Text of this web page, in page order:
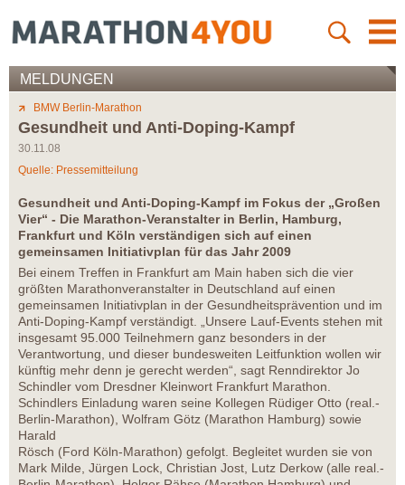
MELDUNGEN
BMW Berlin-Marathon
Gesundheit und Anti-Doping-Kampf
30.11.08
Quelle: Pressemitteilung
Gesundheit und Anti-Doping-Kampf im Fokus der „Großen
Vier“ - Die Marathon-Veranstalter in Berlin, Hamburg,
Frankfurt und Köln verständigen sich auf einen
gemeinsamen Initiativplan für das Jahr 2009
Bei einem Treffen in Frankfurt am Main haben sich die vier
größten Marathonveranstalter in Deutschland auf einen
gemeinsamen Initiativplan in der Gesundheitsprävention und im
Anti-Doping-Kampf verständigt. „Unsere Lauf-Events stehen mit
insgesamt 95.000 Teilnehmern ganz besonders in der
Verantwortung, und dieser bundesweiten Leitfunktion wollen wir
künftig mehr denn je gerecht werden“, sagt Renndirektor Jo
Schindler vom Dresdner Kleinwort Frankfurt Marathon.
Schindlers Einladung waren seine Kollegen Rüdiger Otto (real.-
Berlin-Marathon), Wolfram Götz (Marathon Hamburg) sowie
Harald
Rösch (Ford Köln-Marathon) gefolgt. Begleitet wurden sie von
Mark Milde, Jürgen Lock, Christian Jost, Lutz Derkow (alle real.-